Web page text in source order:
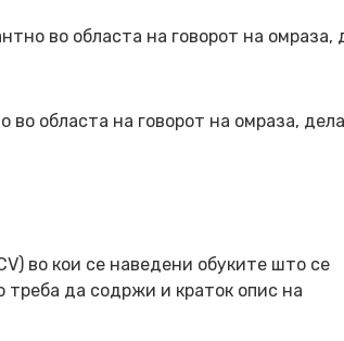
во областа на говорот на омраза,
областа на говорот на омраза,
во кои се наведени обуките што се
треба да содржи и краток опис на